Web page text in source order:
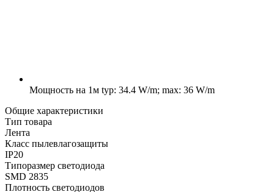
Мощность на 1м typ: 34.4 W/m; max: 36 W/m
Общие характеристики
Тип товара
Лента
Класс пылевлагозащиты
IP20
Типоразмер светодиода
SMD 2835
Плотность светодиодов